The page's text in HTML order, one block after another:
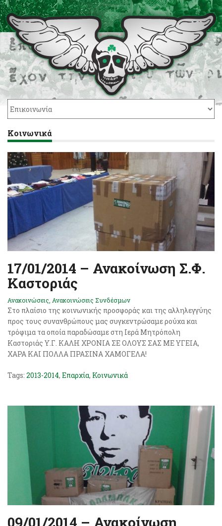
Κοινωνικά
17/01/2014 – Ανακοίνωση Σ.Φ.
Καστοριάς
Ανακοινώσεις, Ανακοινώσεις Συνδέσμων
Στο πλαίσιο της κοινωνικής προσφοράς και της αλληλεγγύης
προς τους συνανθρώπους μας συγκεντρώσαμε ρούχα και
τρόφιμα τα οποία παραδώσαμε στη Ιερά Μητρόπολη
Καστοριάς Υ.Γ. ΚΑΛΗ ΧΡΟΝΙΑ ΣΕ ΟΛΟΥΣ ΣΑΣ ΜΕ ΥΓΕΙΑ,
ΧΑΡΑ ΚΑΙ ΠΟΛΛΑ ΠΡΑΣΙΝΑ ΧΑΜΟΓΕΛΑ!
Tags: 2013-2014, Επαρχία, Κοινωνικά
09/01/2014 – Ανακοίνωση